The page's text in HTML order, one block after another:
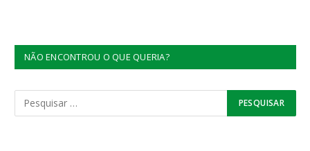
NÃO ENCONTROU O QUE QUERIA?